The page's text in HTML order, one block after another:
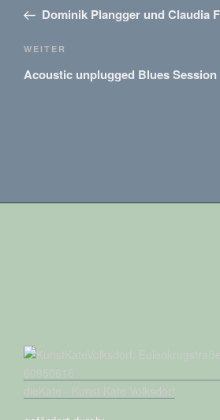
BeitragDominik Plangger und Claudia
Nächster
Beitrag
WEITER
Acoustic unplugged Blues Session